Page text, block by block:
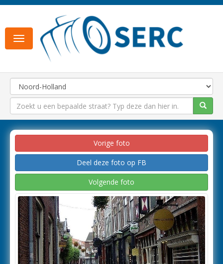
Toggle
navigation
Vorige foto
Deel deze foto op FB
Volgende foto